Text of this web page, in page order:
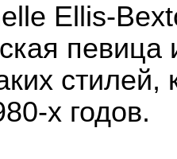
Ellis-
х годов.